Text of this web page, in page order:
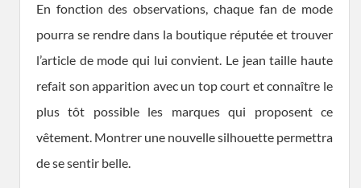
En fonction des observations, chaque fan de mode
pourra se rendre dans la boutique réputée et trouver
l’article de mode qui lui convient. Le jean taille haute
refait son apparition avec un top court et connaître le
plus tôt possible les marques qui proposent ce
vêtement. Montrer une nouvelle silhouette permettra
de se sentir belle.